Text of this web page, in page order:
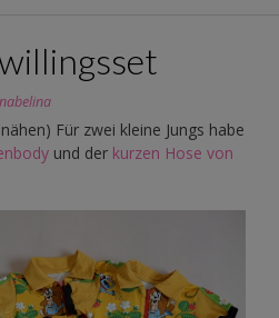
Für zwei kleine Jungs habe
und der kurzen Hose von